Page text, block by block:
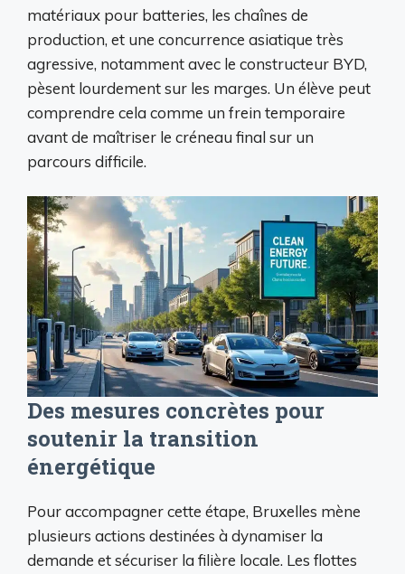
matériaux pour batteries, les chaînes de
production, et une concurrence asiatique très
agressive, notamment avec le constructeur BYD,
pèsent lourdement sur les marges. Un élève peut
comprendre cela comme un frein temporaire
avant de maîtriser le créneau final sur un
parcours difficile.
Des mesures concrètes pour
soutenir la transition
énergétique
Pour accompagner cette étape, Bruxelles mène
plusieurs actions destinées à dynamiser la
demande et sécuriser la filière locale. Les flottes